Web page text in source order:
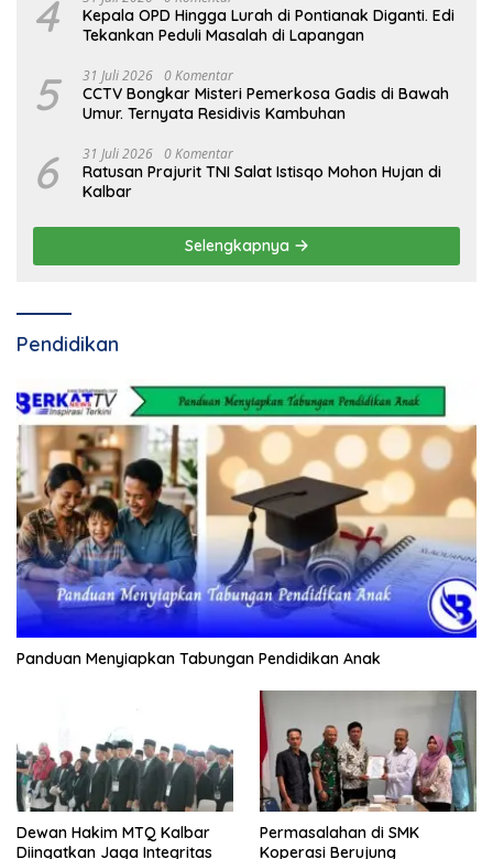
4
Kepala OPD Hingga Lurah di Pontianak Diganti. Edi
Tekankan Peduli Masalah di Lapangan
5 31 Juli 2026 0 Komentar
CCTV Bongkar Misteri Pemerkosa Gadis di Bawah
Umur. Ternyata Residivis Kambuhan
6 31 Juli 2026 0 Komentar
Ratusan Prajurit TNI Salat Istisqo Mohon Hujan di
Kalbar
Selengkapnya
Pendidikan
Panduan Menyiapkan Tabungan Pendidikan Anak
Dewan Hakim MTQ Kalbar
Diingatkan Jaga Integritas
Permasalahan di SMK
Koperasi Berujung